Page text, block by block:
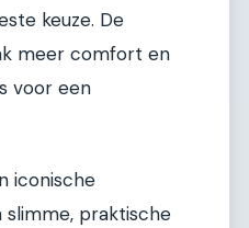
keuze. De
meer comfort en
voor een
iconische
slimme, praktische